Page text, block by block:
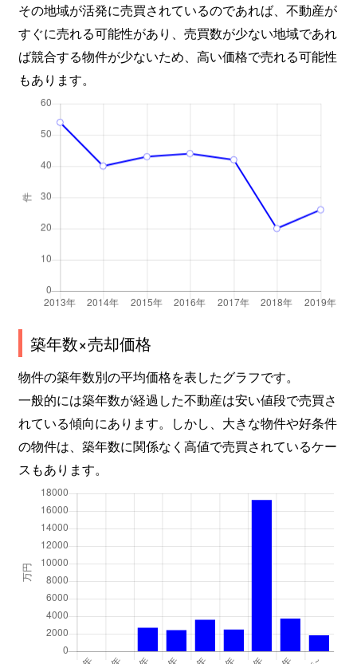
その地域が活発に売買されているのであれば、不動産が
すぐに売れる可能性があり、売買数が少ない地域であれ
ば競合する物件が少ないため、高い価格で売れる可能性
もあります。
築年数×売却価格
物件の築年数別の平均価格を表したグラフです。
一般的には築年数が経過した不動産は安い値段で売買さ
れている傾向にあります。しかし、大きな物件や好条件
の物件は、築年数に関係なく高値で売買されているケー
スもあります。